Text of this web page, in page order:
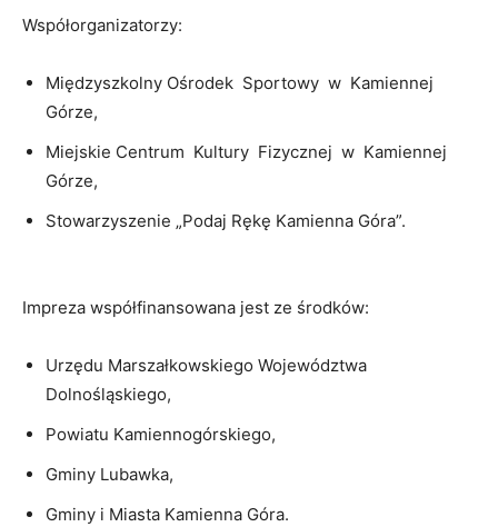
Współorganizatorzy:
Międzyszkolny Ośrodek Sportowy w Kamiennej
Górze,
Miejskie Centrum Kultury Fizycznej w Kamiennej
Górze,
Stowarzyszenie „Podaj Rękę Kamienna Góra”.
Impreza współfinansowana jest ze środków:
Urzędu Marszałkowskiego Województwa
Dolnośląskiego,
Powiatu Kamiennogórskiego,
Gminy Lubawka,
Gminy i Miasta Kamienna Góra.